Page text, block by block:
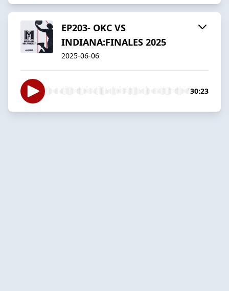
EP203- OKC VS
INDIANA:FINALES 2025
2025-06-06
30:23